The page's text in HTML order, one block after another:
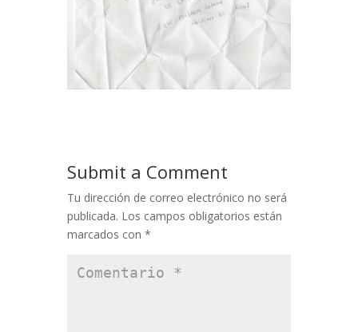
Submit a Comment
Tu dirección de correo electrónico no será
publicada. Los campos obligatorios están
marcados con *